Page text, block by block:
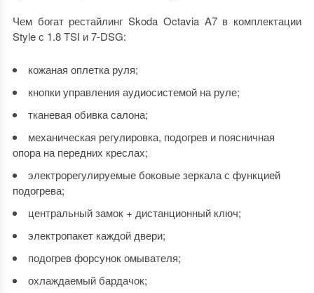
Чем богат рестайлинг Skoda Octavia A7 в комплектации
Style с 1.8 TSI и 7-DSG:
кожаная оплетка руля;
кнопки управления аудиосистемой на руле;
тканевая обивка салона;
механическая регулировка, подогрев и поясничная
опора на передних креслах;
электрорегулируемые боковые зеркала с функцией
подогрева;
центральный замок + дистанционный ключ;
электропакет каждой двери;
подогрев форсунок омывателя;
охлаждаемый бардачок;